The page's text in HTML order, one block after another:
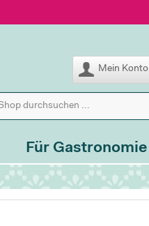
Mein Konto
Für Gastronomie